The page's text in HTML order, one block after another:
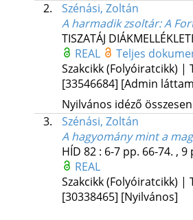
2.
Szénási, Zoltán
A harmadik zsoltár: A
TISZATÁJ
REAL
Teljes
Szakcikk (Folyóiratcikk) |
[33546684] [Admin
Nyilvános idéző
3.
Szénási, Zoltán
A hagyomány mint a
HÍD 82: 6-7 pp. 66-74. , 9
REAL
Szakcikk (Folyóiratcikk) |
[30338465] [Nyilvános]